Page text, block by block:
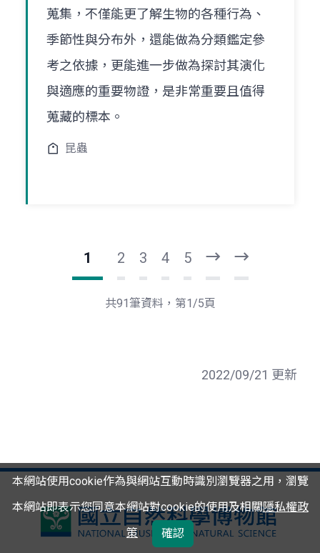
蒐集，不僅能更了解生物的各種行為、
季節性與分布外，還能做為分類鑑定參
考之依據，更能進一步做為探討其演化
與適應的重要物證，是非常重要且值得
蒐藏的標本。
昆蟲
1 2 3 4 5
一
頁
後
共91筆資料，第1/5頁
2022/09/21 更新
國
本網站使用cookie作為與網站互動時識別瀏覽器之用，瀏覽
本網站即表示您同意本網站對cookie的使用及相關隱私權政
策
確認